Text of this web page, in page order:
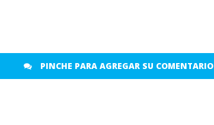
PINCHE PARA AGREGAR SU COMENTARIO